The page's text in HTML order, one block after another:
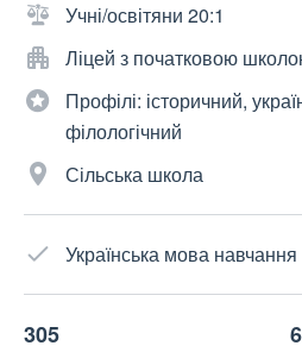
Учні/освітяни 20:1
Ліцей з початковою
Профілі: історичний,
філологічний
Сільська школа
Українська мова навчання
305